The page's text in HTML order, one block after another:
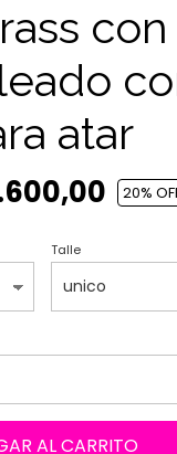
con
atar
20%
Talle
AL CARRITO